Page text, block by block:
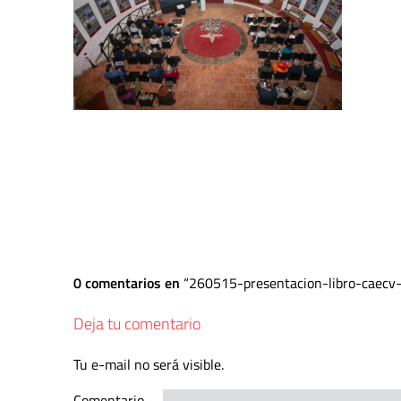
0 comentarios en 260515-presentacion-libro-
Deja tu comentario
Tu e-mail no será visible.